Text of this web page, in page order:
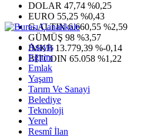
DOLAR 47,74 %0,25
EURO 55,25 %0,43
G.ALTIN6.660,55 %2,59
GÜMÜŞ 98 %3,57
IMKB 13.779,39 %-0,14
BITCOIN 65.058 %1,22
Asayiş
Eğitim
Emlak
Yaşam
Tarım Ve Sanayi
Belediye
Teknoloji
Yerel
Resmî İlan